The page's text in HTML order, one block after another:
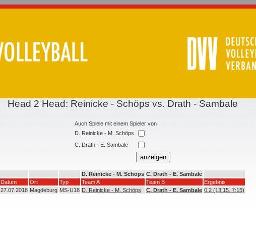
Head 2 Head: Reinicke - Schöps vs. Drath - Sambale
Auch Spiele mit einem Spieler von
D. Reinicke - M. Schöps
C. Drath - E. Sambale
D. Reinicke - M. Schöps C. Drath - E. Sambale
Datum
Ort Typ Team A Team B
Ergebnis
27.07.2018 Magdeburg MS-U18 D. Reinicke - M. Schöps C. Drath - E. Sambale 0:2 (13:15, 7:15)